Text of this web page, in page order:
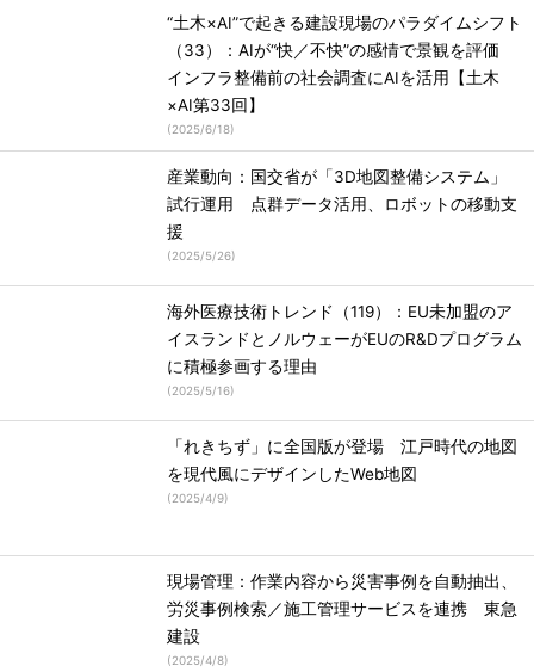
“土木×AI”で起きる建設現場のパラダイムシフト
（33）：AIが“快／不快”の感情で景観を評価
インフラ整備前の社会調査にAIを活用【土木
×AI第33回】
(2025/6/18)
産業動向：国交省が「3D地図整備システム」
試行運用 点群データ活用、ロボットの移動支
援
(2025/5/26)
海外医療技術トレンド（119）：EU未加盟のア
イスランドとノルウェーがEUのR&Dプログラム
に積極参画する理由
(2025/5/16)
「れきちず」に全国版が登場 江戸時代の地図
を現代風にデザインしたWeb地図
(2025/4/9)
現場管理：作業内容から災害事例を自動抽出、
労災事例検索／施工管理サービスを連携 東急
建設
(2025/4/8)